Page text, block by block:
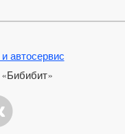
автосервис